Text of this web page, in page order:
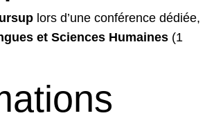
lors d’une conférence dédiée,
et Sciences Humaines (1